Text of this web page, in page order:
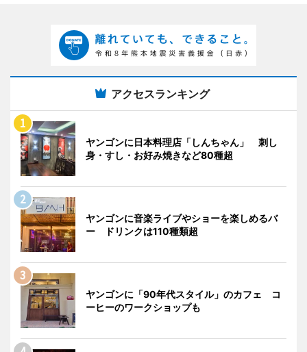
アクセスランキング
ヤンゴンに日本料理店「しんちゃん」 刺し
身・すし・お好み焼きなど80種超
ヤンゴンに音楽ライブやショーを楽しめるバ
ー ドリンクは110種類超
ヤンゴンに「90年代スタイル」のカフェ コ
ーヒーのワークショップも